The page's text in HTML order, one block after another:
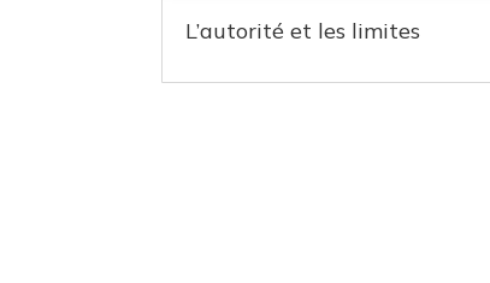
L’autorité et les limites